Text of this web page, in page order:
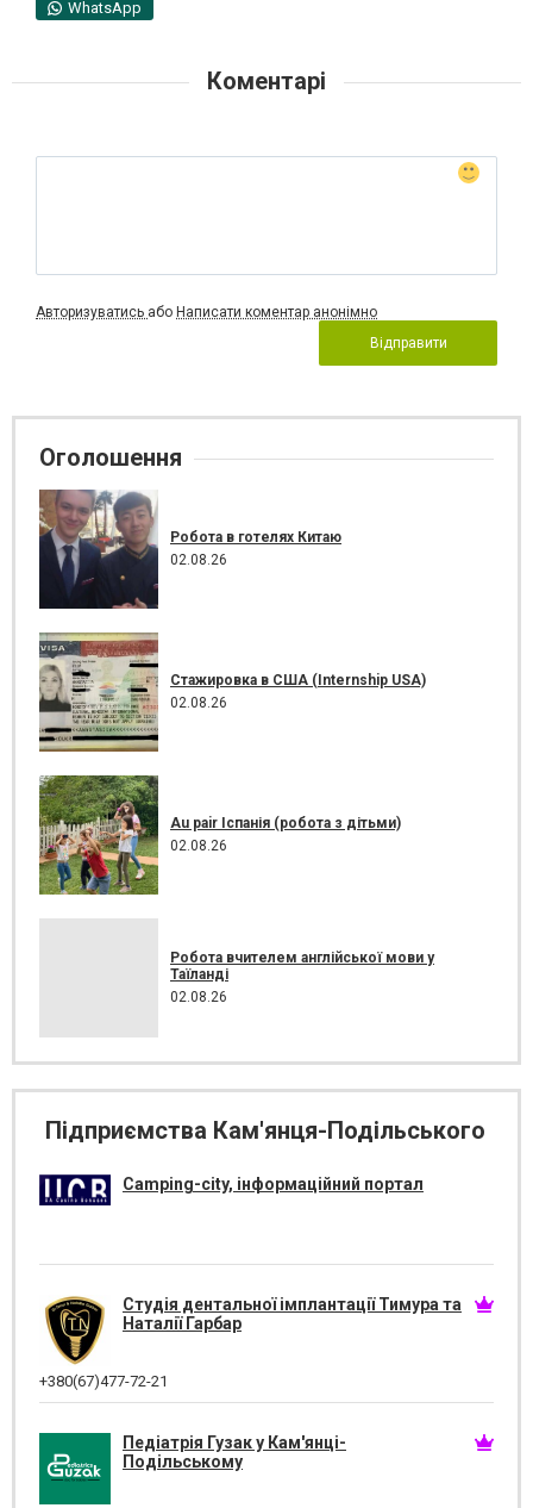
WhatsApp
Коментарі
Авторизуватись або Написати коментар анонімно
Відправити
Оголошення
Робота в готелях Китаю
02.08.26
Стажировка в США (Internship USA)
02.08.26
Au pair Іспанія (робота з дітьми)
02.08.26
Робота вчителем англійської мови у
Таїланді
02.08.26
Підприємства Кам'янця-Подільського
Camping-city, інформаційний портал
Студія дентальної імплантації Тимура та
Наталії Гарбар
+380(67)477-72-21
Педіатрія Гузак у Кам'янці-
Подільському